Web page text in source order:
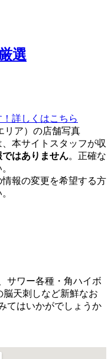
選
詳しくはこちら
本サイトスタッフが収
はありません。正確な
報の変更を希望する方
サワー各種・角ハイボ
脳天刺しなど新鮮なお
てはいかがでしょうか